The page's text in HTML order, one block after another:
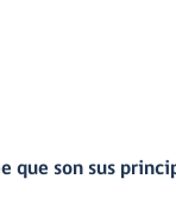
que son sus